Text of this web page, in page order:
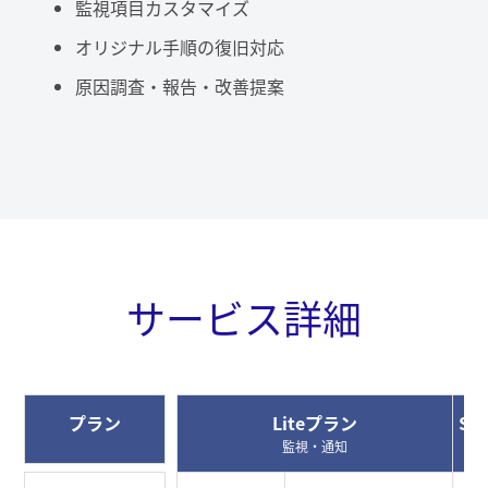
監視項目カスタマイズ
オリジナル手順の復旧対応
原因調査・報告・改善提案
サービス詳細
プラン Liteプラン
監視・通知